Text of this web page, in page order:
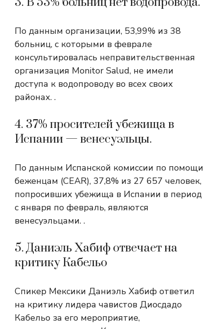
По данным организации, 53,99% из 38
больниц, с которыми в феврале
консультировалась неправительственная
организация Monitor Salud, не имели
доступа к водопроводу во всех своих
районах. .
4. 37% просителей убежища в
Испании — венесуэльцы.
По данным Испанской комиссии по помощи
беженцам (CEAR), 37,8% из 27 657 человек,
попросивших убежища в Испании в период
с января по февраль, являются
венесуэльцами. .
5. Даниэль Хабиф отвечает на
критику Кабельо
Спикер Мексики Даниэль Хабиф ответил
на критику лидера чавистов Диосдадо
Кабельо за его мероприятие,